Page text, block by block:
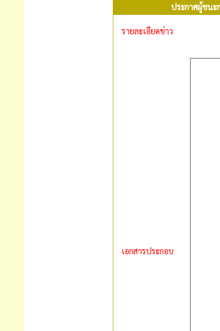
ประกาศผู้ชนะ
รายละเอียดข่าว
เอกสารประกอบ